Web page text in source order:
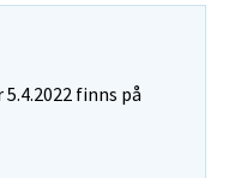
finns på